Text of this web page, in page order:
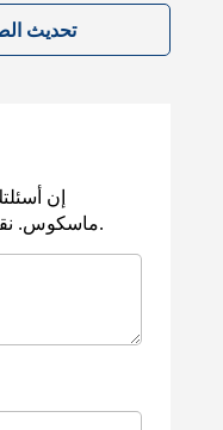
إن
ماسكوس. نقرأ آراءك، ونرد عليها، بناء على طلبكم في أسرع وقت ممكن.